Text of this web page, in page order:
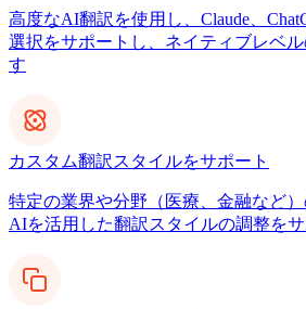
高度なAI翻訳を使用し、Claude、
選択をサポートし、ネイティブレベ
す
カスタム翻訳スタイルをサポート
特定の業界や分野（医療、金融など）
AIを活用した翻訳スタイルの調整をサ